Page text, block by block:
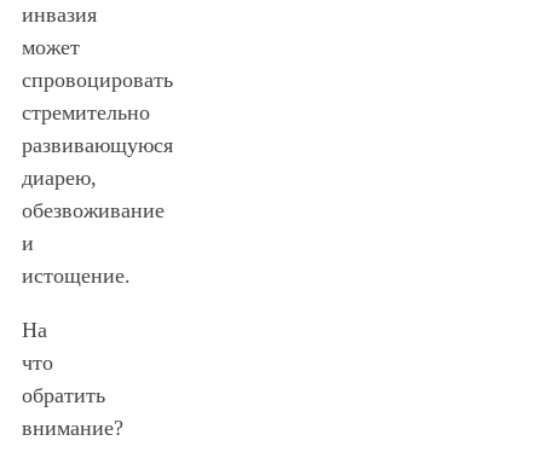
инвазия
может
спровоцировать
стремительно
развивающуюся
диарею,
обезвоживание
и
истощение.
На
что
обратить
внимание?